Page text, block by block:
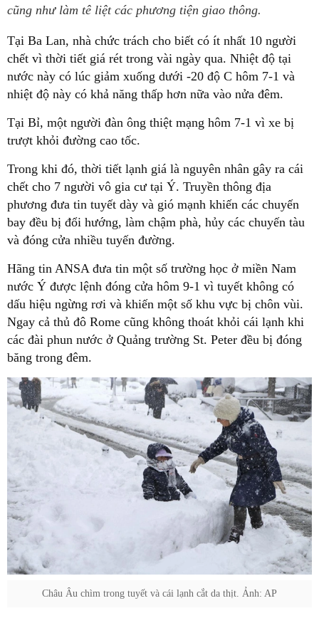
cũng như làm tê liệt các phương tiện giao thông.
Tại Ba Lan, nhà chức trách cho biết có ít nhất 10 người
chết vì thời tiết giá rét trong vài ngày qua. Nhiệt độ tại
nước này có lúc giảm xuống dưới -20 độ C hôm 7-1 và
nhiệt độ này có khả năng thấp hơn nữa vào nửa đêm.
Tại Bỉ, một người đàn ông thiệt mạng hôm 7-1 vì xe bị
trượt khỏi đường cao tốc.
Trong khi đó, thời tiết lạnh giá là nguyên nhân gây ra cái
chết cho 7 người vô gia cư tại Ý. Truyền thông địa
phương đưa tin tuyết dày và gió mạnh khiến các chuyến
bay đều bị đổi hướng, làm chậm phà, hủy các chuyến tàu
và đóng cửa nhiều tuyến đường.
Hãng tin ANSA đưa tin một số trường học ở miền Nam
nước Ý được lệnh đóng cửa hôm 9-1 vì tuyết không có
dấu hiệu ngừng rơi và khiến một số khu vực bị chôn vùi.
Ngay cả thủ đô Rome cũng không thoát khỏi cái lạnh khi
các đài phun nước ở Quảng trường St. Peter đều bị đóng
băng trong đêm.
Châu Âu chìm trong tuyết và cái lạnh cắt da thịt. Ảnh: AP